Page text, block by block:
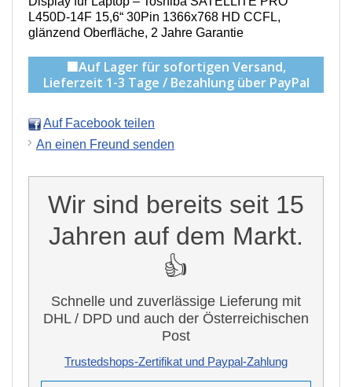
L450D-14F 15,6“ 30Pin 1366x768 HD CCFL,
g länzend Oberfläche, 2 Jahre Garantie
🟩Auf Lager für sofortigen Versand,
Lieferzeit 1-3 Tage / Bezahlung über PayPal
Auf Facebook teilen
An einen Freund senden
Wir sind bereits seit 15
Jahren auf dem Markt.
👍
Schnelle und zuverlässige Lieferung mit
DHL / DPD und auch der Österreichischen
Post
Trustedshops-Zertifikat und Paypal-Zahlung